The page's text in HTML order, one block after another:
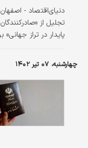
دنیای‌اقتصاد - اصفهان:
پایدار در تراز
سازمان صمت در استان
مدیران کل دستگاه‌‌‌های
اصفهان تجلیل شد.
چهارشنبه، ۰۷ تیر ۱۴۰۲